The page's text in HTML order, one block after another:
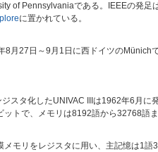
of Pennsylvaniaである。IEEEの発
に置かれている。
月27日～9月1日に西ドイツのMünichで
スタ化したUNIVAC IIIは1962年6月
ットで、メモリは8192語から32768
モリをレジスタに用い、主記憶は1